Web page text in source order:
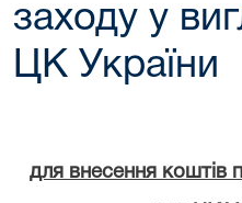
заходу у
ЦК України
для внесення коштів